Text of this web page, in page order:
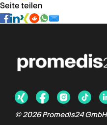
Seite teilen
© 2026 Promedis24 GmbH
Chat verfügbar